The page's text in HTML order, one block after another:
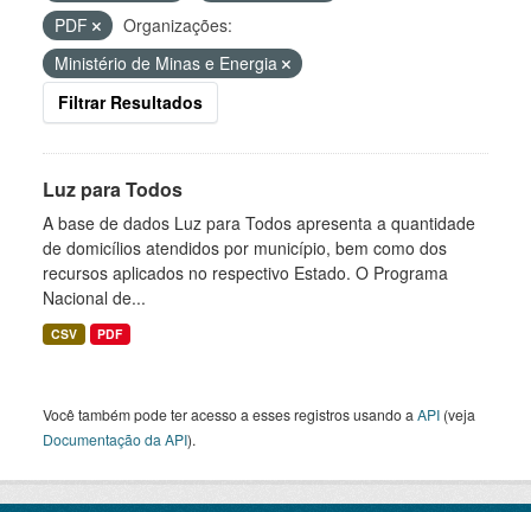
PDF
Organizações:
Ministério de Minas e Energia
Filtrar Resultados
Luz para Todos
A base de dados Luz para Todos apresenta a quantidade
de domicílios atendidos por município, bem como dos
recursos aplicados no respectivo Estado. O Programa
Nacional de...
CSV PDF
Você também pode ter acesso a esses registros usando a API (veja
Documentação da API).